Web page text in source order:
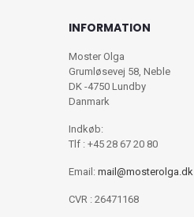
INFORMATION
Moster Olga
Grumløsevej 58, Neble
DK -4750 Lundby
Danmark
Indkøb:
Tlf : +45 28 67 20 80
Email: mail@mosterolga.dk
CVR : 26471168